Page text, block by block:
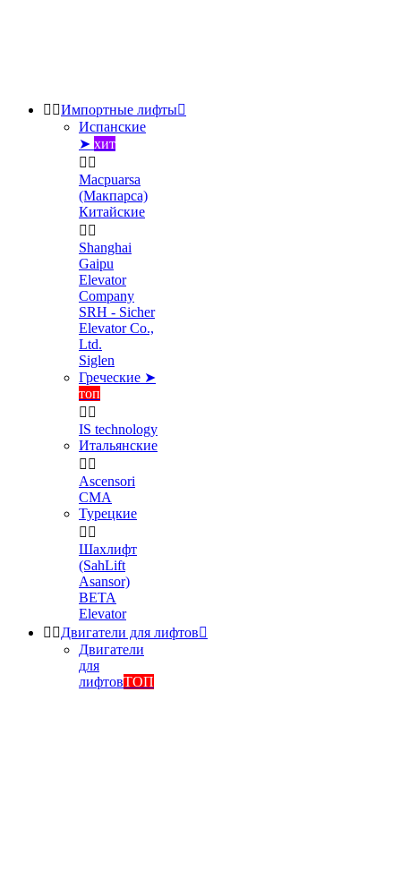
 Импортные лифты
Испанские
➤ хит
 
Macpuarsa
(Макпарса)
Китайские
 
Shanghai
Gaipu
Elevator
Company
SRH - Sicher
Elevator Co.,
Ltd.
Siglen
Греческие ➤
топ
 
IS technology
Итальянские
 
Ascensori
CMA
Турецкие
 
Шахлифт
(SahLift
Asansor)
BETA
Elevator
 Двигатели для лифтов
Двигатели
для
лифтовТОП